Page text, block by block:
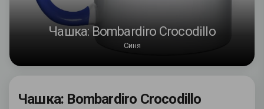
Чашка: Bombardiro Crocodillo
Синя
Чашка: Bombardiro Crocodillo